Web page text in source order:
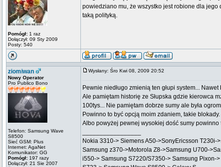
Pomógł: 1 raz
Dołączył: 09 Sty 2009
Posty: 540
powiedziano mu, że wszystko jest robione dla
taką polityką.
ziomiwan
Nowy Operator
Pro Publico Bono
Telefon: Samsung Wave
S8500
Sieć GSM: Plus
Internet: AgaNet
Komunikator: GG
Pomógł: 197 razy
Dołączył: 21 Sie 2007
Wysłany: Śro Kwi 08, 2009 20:52
Pewnie niedługo zmienią ten głupi system... Nawet
Ale pamiętam historię ze Słupska gdzie kierowca
100tys... Nie pamiętam dobrze sumy ale była
Powinno to być opcją moim zdaniem, takie blokady.
Albo powyżej pewnej wysokiej dość sumy powinno
Nokia 3310-> Siemens A50->SonyEricsson
Samsung z370->Motorola Z8->Samsung U700-
i550-> Samsung S7220/S7350-> Samsung Pixon-